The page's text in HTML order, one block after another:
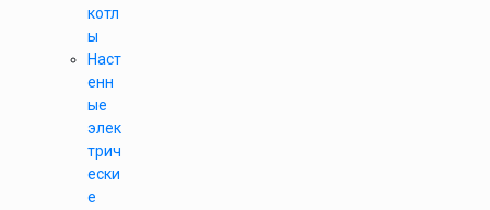
котл
ы
Наст
енн
ые
элек
трич
ески
е